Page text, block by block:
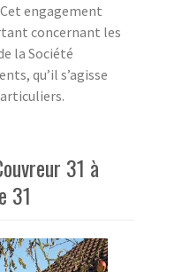
engagement
concernant les
la Société
qu’il s’agisse
31 à
31